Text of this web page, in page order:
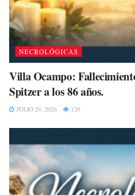
NECROLÓGICAS
Villa Ocampo:
Spitzer a los 86 años.
JULIO 29, 2026 120